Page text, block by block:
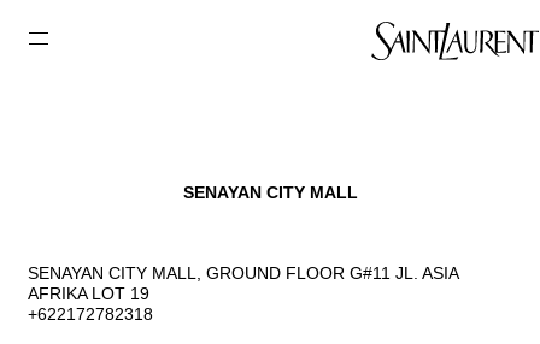
SENAYAN CITY MALL
SENAYAN CITY MALL, GROUND FLOOR G#11 JL. ASIA
AFRIKA LOT 19
+622172782318